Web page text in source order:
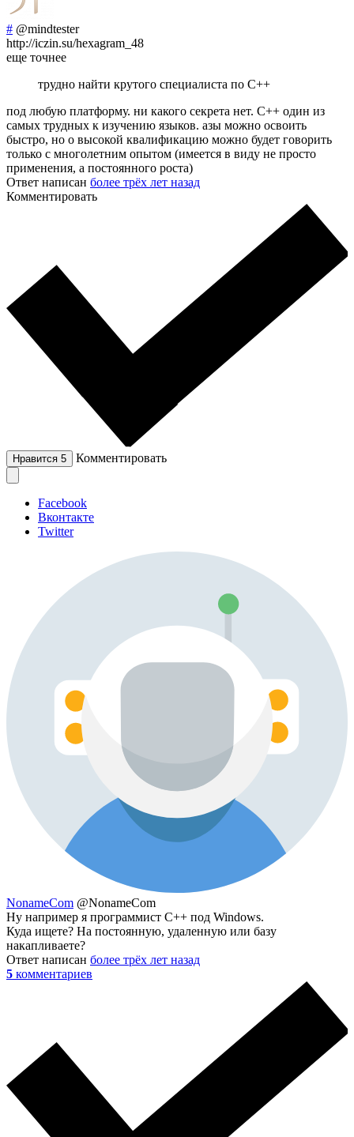
# @mindtester
http://iczin.su/hexagram_48
еще точнее
трудно найти крутого специалиста по С++
под любую платформу. ни какого секрета нет. С++ один из
самых трудных к изучению языков. азы можно освоить
быстро, но о высокой квалификацию можно будет говорить
только с многолетним опытом (имеется в виду не просто
применения, а постоянного роста)
Ответ написан более трёх лет назад
Комментировать
Нравится 5 Комментировать
Facebook
Вконтакте
Twitter
NonameCom @NonameCom
Ну например я программист С++ под Windows.
Куда ищете? На постоянную, удаленную или базу
накапливаете?
Ответ написан более трёх лет назад
5 комментариев